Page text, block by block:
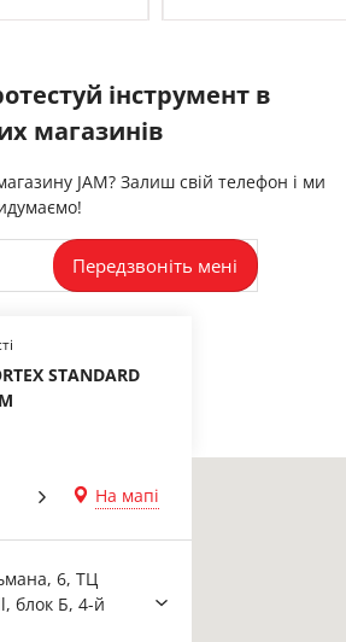
інструмент в
магазинів
JAM? Залиш свій телефон і ми
STANDARD
На мапі
6, ТЦ
блок Б, 4-й
Передзвоніть мені